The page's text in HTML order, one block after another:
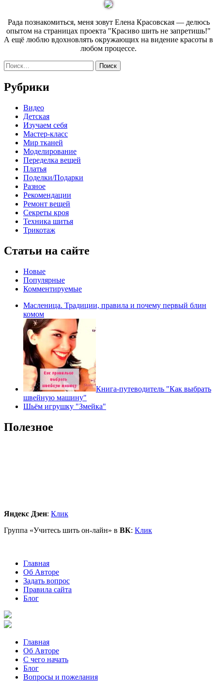
Рада познакомиться, меня зовут Елена Красовская — делюсь
опытом на страницах проекта "Красиво шить не запретишь!"
А ещё люблю вдохновлять окружающих на видение красоты в
любом процессе.
Найти:
Рубрики
Видео
Детская
Изучаем себя
Мастер-класс
Мир тканей
Моделирование
Переделка вещей
Платья
Поделки/Подарки
Разное
Рекомендации
Ремонт вещей
Секреты кроя
Техника шитья
Трикотаж
Статьи на сайте
Новые
Популярные
Комментируемые
Масленица. Традиции, правила и почему первый блин
комом
Книга-путеводитель "Как выбрать
швейную машину"
Шьём игрушку "Змейка"
Полезное
Яндекс Дзен: Клик
Группа «Учитесь шить он-лайн» в ВК: Клик
Главная
Об Авторе
Задать вопрос
Правила сайта
Блог
Главная
Об Авторе
С чего начать
Блог
Вопросы и пожелания